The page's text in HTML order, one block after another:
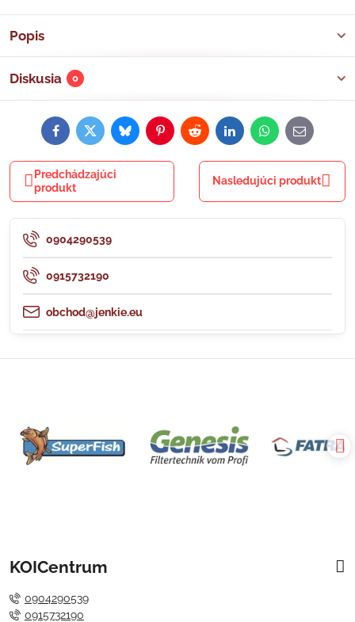
Popis
Diskusia 0
FacebookTwitterBlueskyPinterestRedditLinkedInWhatsApp
E-
mail
Predchádzajúci
produkt
Nasledujúci produkt
0904290539
0915732190
obchod@jenkie.eu
KOICentrum
0904290539
0915732190